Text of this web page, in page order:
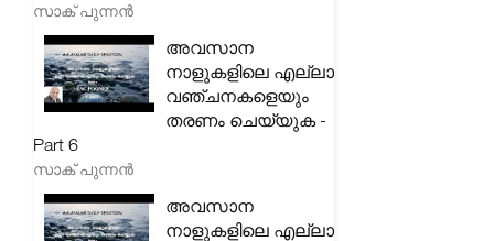
സാക് പുന്നൻ
അവസാന
നാളുകളിലെ എല്ലാ
വഞ്ചനകളെയും
തരണം ചെയ്യുക -
Part 6
സാക് പുന്നൻ
അവസാന
നാളുകളിലെ എല്ലാ